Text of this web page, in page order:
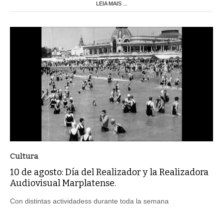
LEIA MAIS ...
Cultura
10 de agosto: Día del Realizador y la Realizadora
Audiovisual Marplatense.
Con distintas actividadess durante toda la semana